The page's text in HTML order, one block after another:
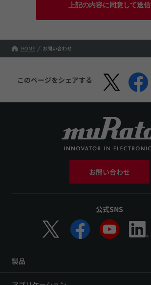
上記の内容に同意して送信
HOME お問い合わせ
このページをシェアする
お問い合わせ
公式SNS
製品